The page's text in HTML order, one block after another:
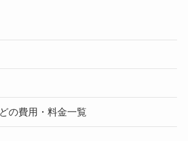
の費用・料金一覧